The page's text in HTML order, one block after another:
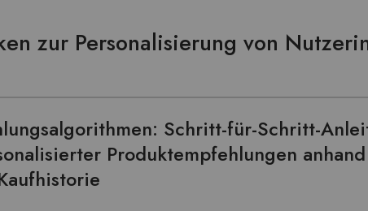
zur Personalisierung von
Schritt-für-Schritt-
Produktempfehlungen